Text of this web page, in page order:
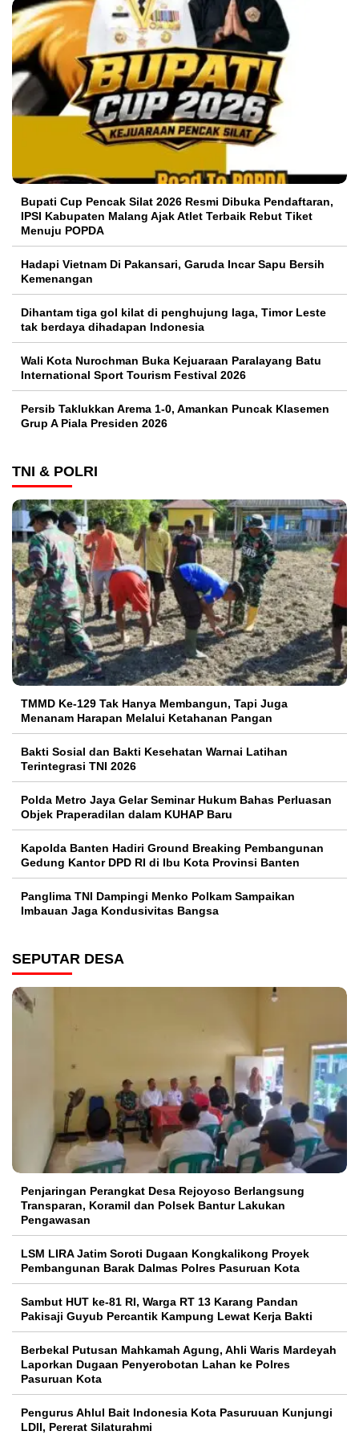
Bupati Cup Pencak Silat 2026 Resmi Dibuka Pendaftaran,
IPSI Kabupaten Malang Ajak Atlet Terbaik Rebut Tiket
Menuju POPDA
Hadapi Vietnam Di Pakansari, Garuda Incar Sapu Bersih
Kemenangan
Dihantam tiga gol kilat di penghujung laga, Timor Leste
tak berdaya dihadapan Indonesia
Wali Kota Nurochman Buka Kejuaraan Paralayang Batu
International Sport Tourism Festival 2026
Persib Taklukkan Arema 1-0, Amankan Puncak Klasemen
Grup A Piala Presiden 2026
TNI & POLRI
TMMD Ke-129 Tak Hanya Membangun, Tapi Juga
Menanam Harapan Melalui Ketahanan Pangan
Bakti Sosial dan Bakti Kesehatan Warnai Latihan
Terintegrasi TNI 2026
Polda Metro Jaya Gelar Seminar Hukum Bahas Perluasan
Objek Praperadilan dalam KUHAP Baru
Kapolda Banten Hadiri Ground Breaking Pembangunan
Gedung Kantor DPD RI di Ibu Kota Provinsi Banten
Panglima TNI Dampingi Menko Polkam Sampaikan
Imbauan Jaga Kondusivitas Bangsa
SEPUTAR DESA
Penjaringan Perangkat Desa Rejoyoso Berlangsung
Transparan, Koramil dan Polsek Bantur Lakukan
Pengawasan
LSM LIRA Jatim Soroti Dugaan Kongkalikong Proyek
Pembangunan Barak Dalmas Polres Pasuruan Kota
Sambut HUT ke-81 RI, Warga RT 13 Karang Pandan
Pakisaji Guyub Percantik Kampung Lewat Kerja Bakti
Berbekal Putusan Mahkamah Agung, Ahli Waris Mardeyah
Laporkan Dugaan Penyerobotan Lahan ke Polres
Pasuruan Kota
Pengurus Ahlul Bait Indonesia Kota Pasuruuan Kunjungi
LDII, Pererat Silaturahmi